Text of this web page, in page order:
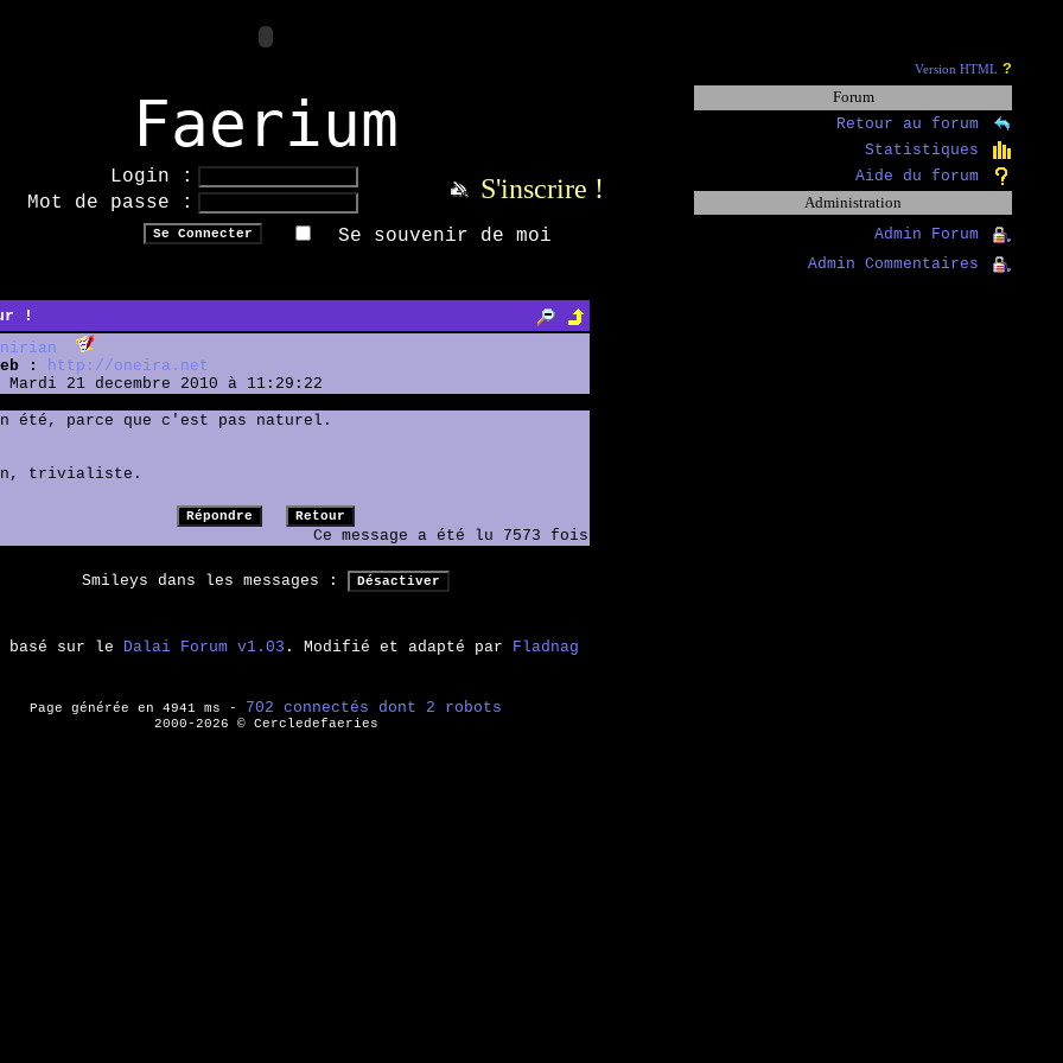
Version HTML ?
Faerium
Forum
Retour au forum
Statistiques
Login : S'inscrire ! Aide du forum
Mot de passe : Administration
Se souvenir de moi
Admin Forum
Admin Commentaires
!
:
http://oneira.net
Mardi 21 decembre 2010 à 11:29:22
été, parce que c'est pas naturel.
trivialiste.
Ce message a été lu 7573 fois
Smileys dans les messages :
basé sur le Dalai Forum v1.03 . Modifié et adapté par Fladnag
Page générée en 4941 ms - 702 connectés dont 2 robots
2000-2026 © Cercledefaeries